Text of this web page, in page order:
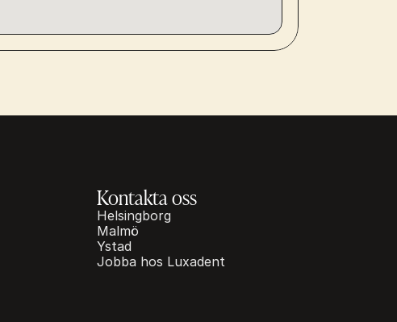
Kontakta oss
Helsingborg
Malmö
Ystad
Jobba hos Luxadent